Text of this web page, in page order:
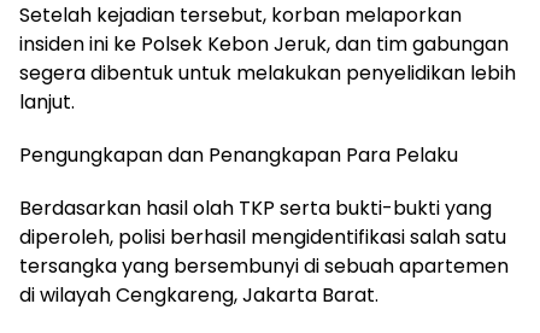
Setelah kejadian tersebut, korban melaporkan
insiden ini ke Polsek Kebon Jeruk, dan tim gabungan
segera dibentuk untuk melakukan penyelidikan lebih
lanjut.
Pengungkapan dan Penangkapan Para Pelaku
Berdasarkan hasil olah TKP serta bukti-bukti yang
diperoleh, polisi berhasil mengidentifikasi salah satu
tersangka yang bersembunyi di sebuah apartemen
di wilayah Cengkareng, Jakarta Barat.